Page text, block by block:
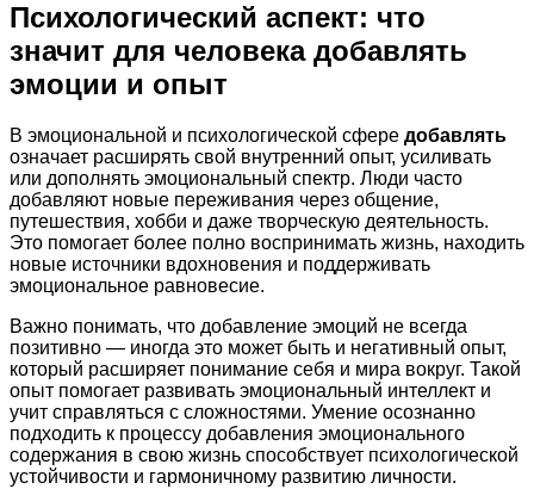
Психологический аспект: что
значит для человека добавлять
эмоции и опыт
В эмоциональной и психологической сфере добавлять
означает расширять свой внутренний опыт, усиливать
или дополнять эмоциональный спектр. Люди часто
добавляют новые переживания через общение,
путешествия, хобби и даже творческую деятельность.
Это помогает более полно воспринимать жизнь, находить
новые источники вдохновения и поддерживать
эмоциональное равновесие.
Важно понимать, что добавление эмоций не всегда
позитивно — иногда это может быть и негативный опыт,
который расширяет понимание себя и мира вокруг. Такой
опыт помогает развивать эмоциональный интеллект и
учит справляться с сложностями. Умение осознанно
подходить к процессу добавления эмоционального
содержания в свою жизнь способствует психологической
устойчивости и гармоничному развитию личности.